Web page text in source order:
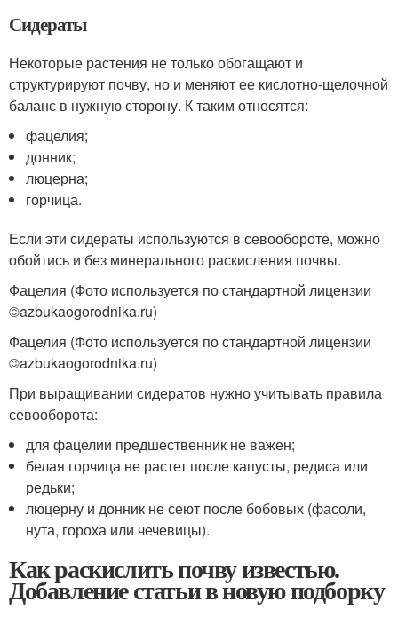
Сидераты
Некоторые растения не только обогащают и
структурируют почву, но и меняют ее кислотно-щелочной
баланс в нужную сторону. К таким относятся:
фацелия;
донник;
люцерна;
горчица.
Если эти сидераты используются в севообороте, можно
обойтись и без минерального раскисления почвы.
Фацелия (Фото используется по стандартной лицензии
©azbukaogorodnika.ru)
Фацелия (Фото используется по стандартной лицензии
©azbukaogorodnika.ru)
При выращивании сидератов нужно учитывать правила
севооборота:
для фацелии предшественник не важен;
белая горчица не растет после капусты, редиса или
редьки;
люцерну и донник не сеют после бобовых (фасоли,
нута, гороха или чечевицы).
Как раскислить почву известью.
Добавление статьи в новую подборку